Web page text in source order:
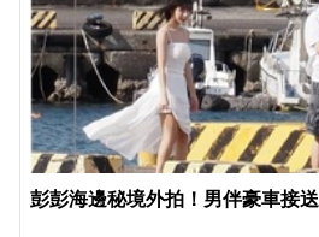
彭彭海邊秘境外拍！男伴豪車接送